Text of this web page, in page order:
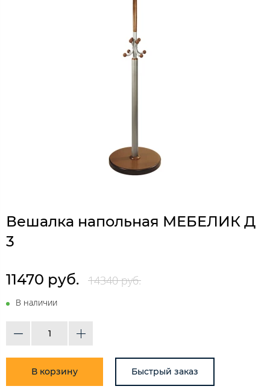
Вешалка напольная МЕБЕЛИК Д
3
11470 руб. 14340 руб.
В наличии
В корзину Быстрый заказ